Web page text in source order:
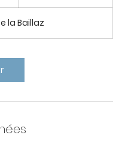
la Baillaz